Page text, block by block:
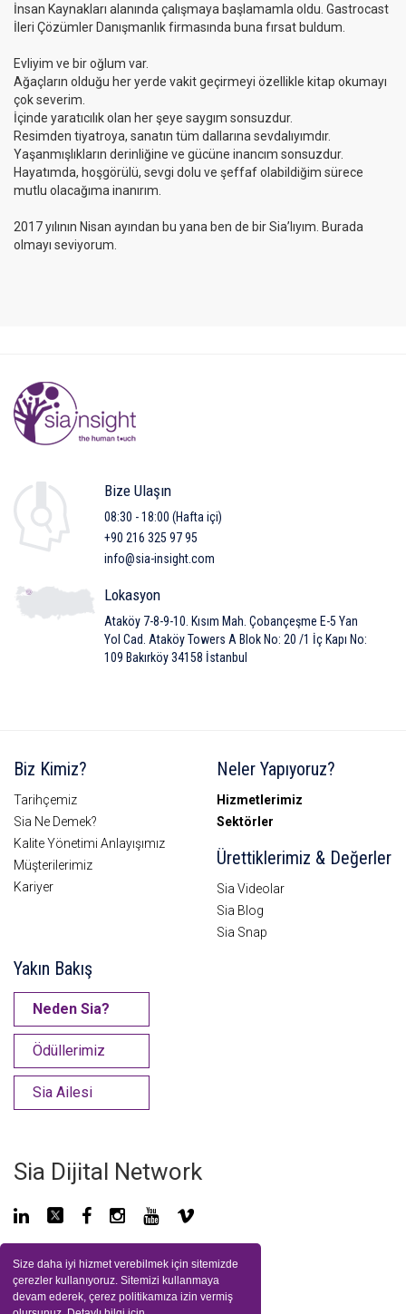
Size daha iyi hizmet verebilmek için sitemizde
çerezler kullanıyoruz. Sitemizi kullanmaya
devam ederek, çerez politikamıza izin vermiş
İnsan Kaynakları alanında çalışmaya başlamamla oldu. Gastrocast
İleri Çözümler Danışmanlık firmasında buna fırsat buldum.
Evliyim ve bir oğlum var.
Ağaçların olduğu her yerde vakit geçirmeyi özellikle kitap okumayı
çok severim.
İçinde yaratıcılık olan her şeye saygım sonsuzdur.
Resimden tiyatroya, sanatın tüm dallarına sevdalıyımdır.
Yaşanmışlıkların derinliğine ve gücüne inancım sonsuzdur.
Hayatımda, hoşgörülü, sevgi dolu ve şeffaf olabildiğim sürece
mutlu olacağıma inanırım.
2017 yılının Nisan ayından bu yana ben de bir Sia’lıyım. Burada
olmayı seviyorum.
Bize Ulaşın
08:30 - 18:00 (Hafta içi)
+90 216 325 97 95
info@sia-insight.com
Lokasyon
Ataköy 7-8-9-10. Kısım Mah. Çobançeşme E-5 Yan
Yol Cad. Ataköy Towers A Blok No: 20 /1 İç Kapı No:
109 Bakırköy 34158 İstanbul
Biz Kimiz?
Tarihçemiz
Sia Ne Demek?
Kalite Yönetimi Anlayışımız
Müşterilerimiz
Kariyer
Neler Yapıyoruz?
Hizmetlerimiz
Sektörler
Ürettiklerimiz & Değerler
Sia Videolar
Sia Blog
Sia Snap
Yakın Bakış
Neden Sia?
Ödüllerimiz
Sia Ailesi
Sia Dijital Network
Gizlilik Politikamız /İletişim